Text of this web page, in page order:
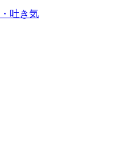
吐き気